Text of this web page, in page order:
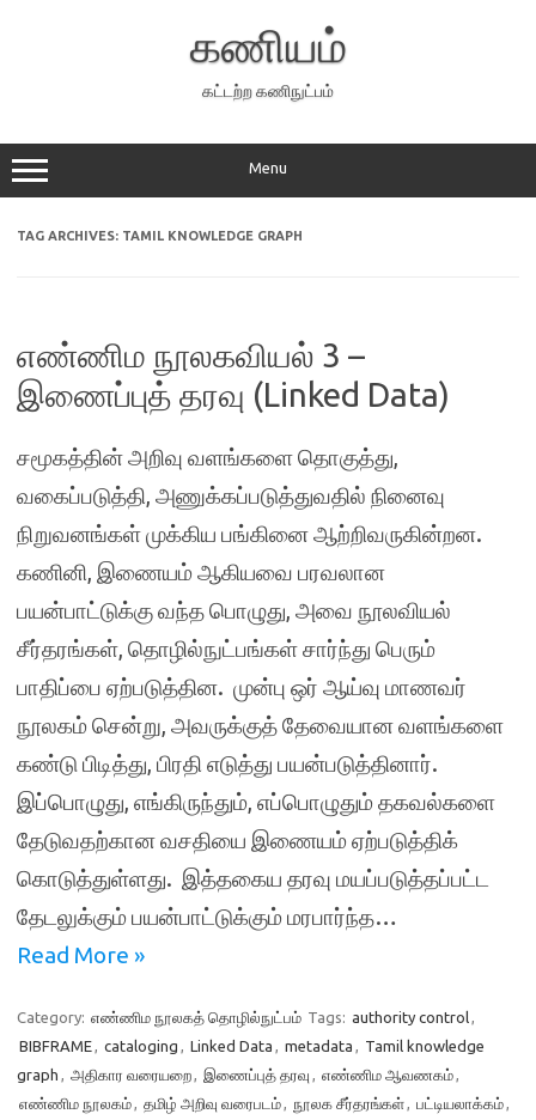
கணியம்
கட்டற்ற கணிநுட்பம்
Menu
TAG ARCHIVES: TAMIL KNOWLEDGE GRAPH
எண்ணிம நூலகவியல் 3 –
இணைப்புத் தரவு (Linked Data)
சமூகத்தின் அறிவு வளங்களை தொகுத்து,
வகைப்படுத்தி, அணுக்கப்படுத்துவதில் நினைவு
நிறுவனங்கள் முக்கிய பங்கினை ஆற்றிவருகின்றன.
கணினி, இணையம் ஆகியவை பரவலான
பயன்பாட்டுக்கு வந்த பொழுது, அவை நூலவியல்
சீர்தரங்கள், தொழில்நுட்பங்கள் சார்ந்து பெரும்
பாதிப்பை ஏற்படுத்தின. முன்பு ஒர் ஆய்வு மாணவர்
நூலகம் சென்று, அவருக்குத் தேவையான வளங்களை
கண்டு பிடித்து, பிரதி எடுத்து பயன்படுத்தினார்.
இப்பொழுது, எங்கிருந்தும், எப்பொழுதும் தகவல்களை
தேடுவதற்கான வசதியை இணையம் ஏற்படுத்திக்
கொடுத்துள்ளது. இத்தகைய தரவு மயப்படுத்தப்பட்ட
தேடலுக்கும் பயன்பாட்டுக்கும் மரபார்ந்த…
Read More »
Category: எண்ணிம நூலகத் தொழில்நுட்பம் Tags: authority control,
BIBFRAME, cataloging , Linked Data , metadata , Tamil knowledge
graph , அதிகார வரையறை, இணைப்புத் தரவு , எண்ணிம ஆவணகம்,
எண்ணிம நூலகம், தமிழ் அறிவு வரைபடம், நூலக சீர்தரங்கள், பட்டியலாக்கம்,